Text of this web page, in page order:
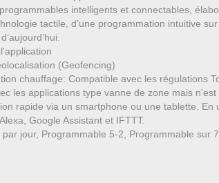
intelligents et connectables,
tactile, d’une programmation intuitive
(Geofencing)
chauffage: Compatible avec les
les applications type vanne de zone mais
rapide via un smartphone ou une tablette.
Google Assistant et IFTTT.
jour, Programmable 5-2, Programmable sur